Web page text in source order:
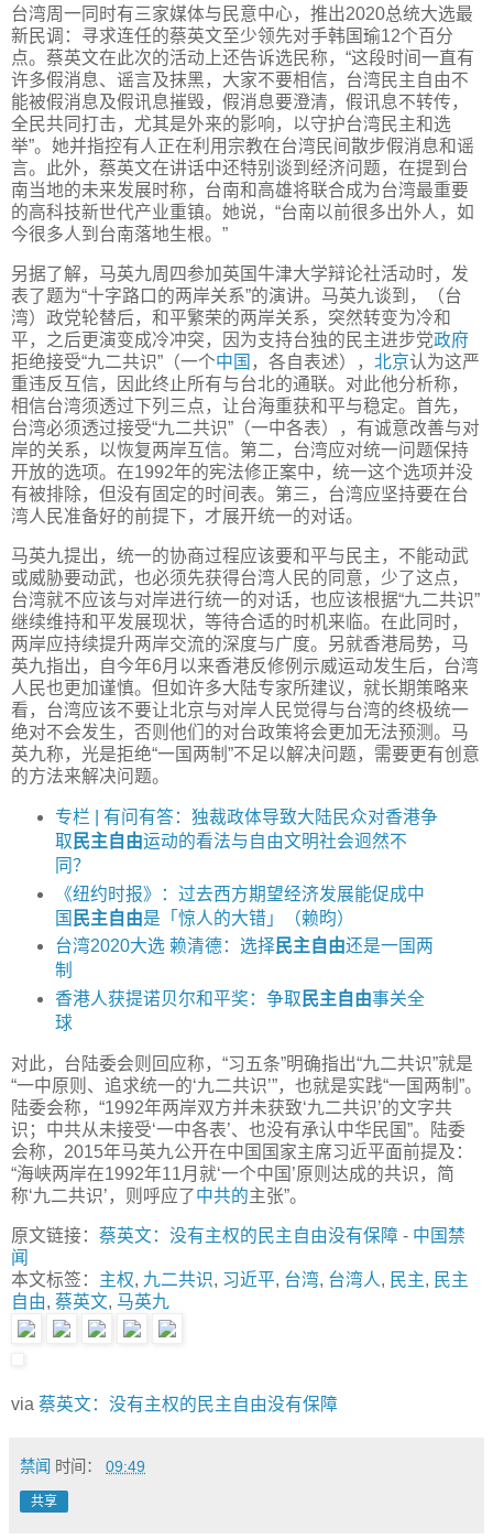
台湾周一同时有三家媒体与民意中心，推出2020总统大选最
新民调：寻求连任的蔡英文至少领先对手韩国瑜12个百分
点。蔡英文在此次的活动上还告诉选民称，“这段时间一直有
许多假消息、谣言及抹黑，大家不要相信，台湾民主自由不
能被假消息及假讯息摧毁，假消息要澄清，假讯息不转传，
全民共同打击，尤其是外来的影响，以守护台湾民主和选
举”。她并指控有人正在利用宗教在台湾民间散步假消息和谣
言。此外，蔡英文在讲话中还特别谈到经济问题，在提到台
南当地的未来发展时称，台南和高雄将联合成为台湾最重要
的高科技新世代产业重镇。她说，“台南以前很多出外人，如
今很多人到台南落地生根。”
另据了解，马英九周四参加英国牛津大学辩论社活动时，发
表了题为“十字路口的两岸关系”的演讲。马英九谈到，（台
湾）政党轮替后，和平繁荣的两岸关系，突然转变为冷和
平，之后更演变成冷冲突，因为支持台独的民主进步党政府
拒绝接受“九二共识”（一个中国 ，各自表述）， 北京认为这严
重违反互信，因此终止所有与台北的通联。对此他分析称，
相信台湾须透过下列三点，让台海重获和平与稳定。首先，
台湾必须透过接受“九二共识”（一中各表），有诚意改善与对
岸的关系，以恢复两岸互信。第二，台湾应对统一问题保持
开放的选项。在1992年的宪法修正案中，统一这个选项并没
有被排除，但没有固定的时间表。第三，台湾应坚持要在台
湾人民准备好的前提下，才展开统一的对话。
马英九提出，统一的协商过程应该要和平与民主，不能动武
或威胁要动武，也必须先获得台湾人民的同意，少了这点，
台湾就不应该与对岸进行统一的对话，也应该根据“九二共识”
继续维持和平发展现状，等待合适的时机来临。在此同时，
两岸应持续提升两岸交流的深度与广度。另就香港局势，马
英九指出，自今年6月以来香港反修例示威运动发生后，台湾
人民也更加谨慎。但如许多大陆专家所建议，就长期策略来
看，台湾应该不要让北京与对岸人民觉得与台湾的终极统一
绝对不会发生，否则他们的对台政策将会更加无法预测。马
英九称，光是拒绝“一国两制”不足以解决问题，需要更有创意
的方法来解决问题。
专栏 | 有问有答：独裁政体导致大陆民众对香港争
取 民主自由运动的看法与自由文明社会迥然不
同？
《纽约时报》：过去西方期望经济发展能促成中
国 民主自由是「惊人的大错」（赖昀）
台湾2020大选 赖清德：选择民主自由还是一国两
制
香港人获提诺贝尔和平奖：争取 民主自由事关全
球
对此，台陆委会则回应称，“习五条”明确指出“九二共识”就是
“一中原则、追求统一的‘九二共识’”，也就是实践“一国两制”。
陆委会称，“1992年两岸双方并未获致‘九二共识’的文字共
识；中共从未接受‘一中各表’、也没有承认中华民国”。陆委
会称，2015年马英九公开在中国国家主席习近平面前提及：
“海峡两岸在1992年11月就‘一个中国’原则达成的共识，简
称‘九二共识’，则呼应了中共的主张”。
原文链接： 蔡英文：没有主权的民主自由没有保障 - 中国禁
闻
本文标签： 主权, 九二共识, 习近平, 台湾, 台湾人, 民主, 民主
自由, 蔡英文, 马英九
via 蔡英文：没有主权的民主自由没有保障
禁闻 时间： 09:49
共享